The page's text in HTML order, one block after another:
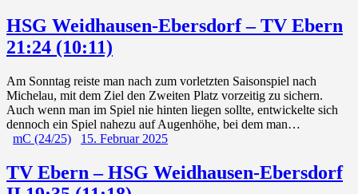
HSG Weidhausen-Ebersdorf – TV Ebern
21:24 (10:11)
Am Sonntag reiste man nach zum vorletzten Saisonspiel nach
Michelau, mit dem Ziel den Zweiten Platz vorzeitig zu sichern.
Auch wenn man im Spiel nie hinten liegen sollte, entwickelte sich
dennoch ein Spiel nahezu auf Augenhöhe, bei dem man…
mC (24/25)
15. Februar 2025
TV Ebern – HSG Weidhausen-Ebersdorf